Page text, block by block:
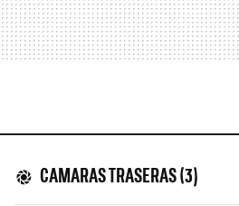
CAMARAS TRASERAS (3)